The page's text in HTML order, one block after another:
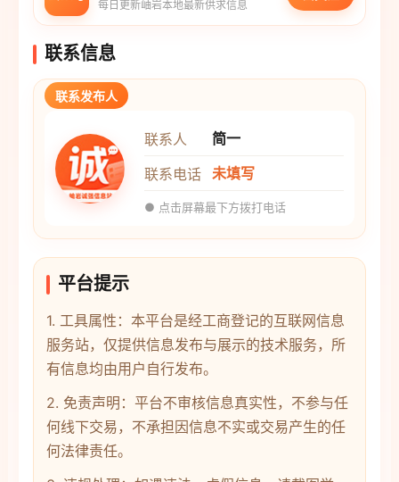
每日更新岫岩本地最新供求信息
联系信息
联系发布人
联系人
简一
联系电话 未填写
● 点击屏幕最下方拨打电话
平台提示
1. 工具属性：本平台是经工商登记的互联网信息
服务站，仅提供信息发布与展示的技术服务，所
有信息均由用户自行发布。
2. 免责声明：平台不审核信息真实性，不参与任
何线下交易，不承担因信息不实或交易产生的任
何法律责任。